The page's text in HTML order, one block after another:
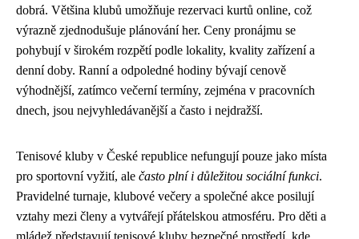
dobrá. Většina klubů umožňuje rezervaci kurtů online, což
výrazně zjednodušuje plánování her. Ceny pronájmu se
pohybují v širokém rozpětí podle lokality, kvality zařízení a
denní doby. Ranní a odpoledné hodiny bývají cenově
výhodnější, zatímco večerní termíny, zejména v pracovních
dnech, jsou nejvyhledávanější a často i nejdražší.
Tenisové kluby v České republice nefungují pouze jako místa
pro sportovní vyžití, ale často plní i důležitou sociální funkci.
Pravidelné turnaje, klubové večery a společné akce posilují
vztahy mezi členy a vytvářejí přátelskou atmosféru. Pro děti a
mládež představují tenisové kluby bezpečné prostředí, kde